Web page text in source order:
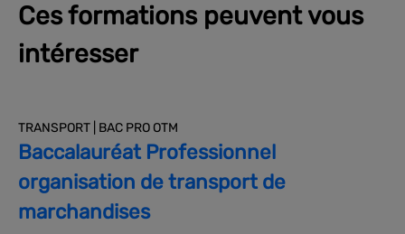
Ces formations peuvent vous
intéresser
TRANSPORT | BAC PRO OTM
Baccalauréat Professionnel
organisation de transport de
marchandises